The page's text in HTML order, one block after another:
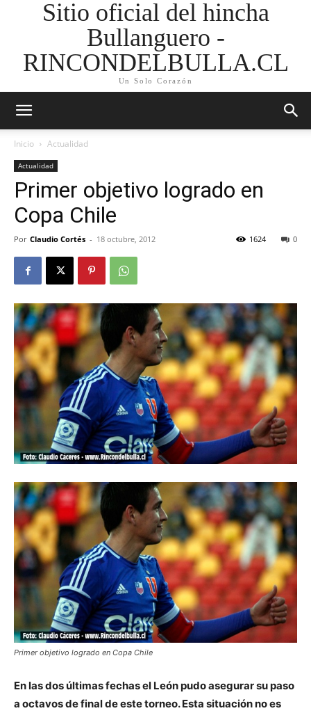
Sitio oficial del hincha
Bullanguero -
RINCONDELBULLA.CL
Un Solo Corazón
Inicio Actualidad
Actualidad
Primer objetivo logrado en
Copa Chile
Por Claudio Cortés - 18 octubre, 2012 0
1624
Primer objetivo logrado en Copa Chile
En las dos últimas fechas el León pudo asegurar su paso
a octavos de final de este torneo. Esta situación no es